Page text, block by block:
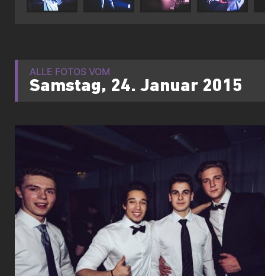
ALLE FOTOS VOM
Samstag, 24. Januar 2015